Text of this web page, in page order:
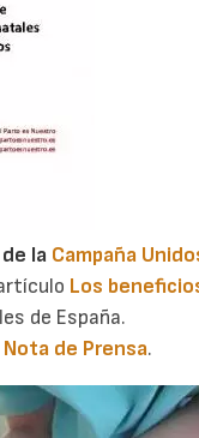
la Campaña
Los
de España.
Nota de Prensa.